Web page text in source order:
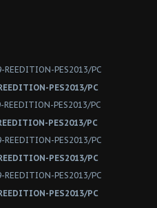
PES2013/PC
PES2013/PC
PES2013/PC
PES2013/PC